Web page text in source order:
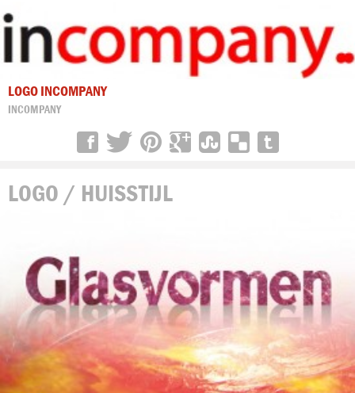
LOGO INCOMPANY
INCOMPANY
LOGO / HUISSTIJL